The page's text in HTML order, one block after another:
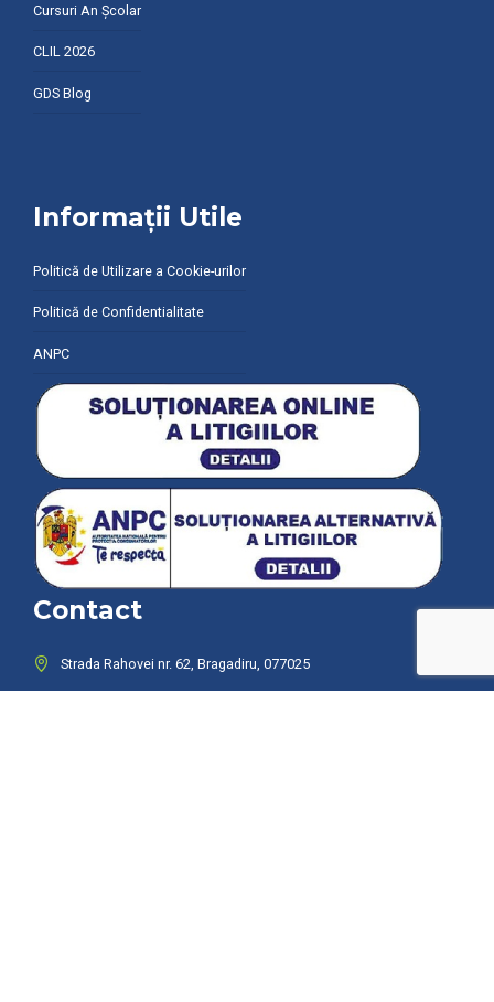
Cursuri An Școlar
CLIL 2026
GDS Blog
Informații Utile
Politică de Utilizare a Cookie-urilor
Politică de Confidentialitate
ANPC
Contact
Strada Rahovei nr. 62, Bragadiru, 077025